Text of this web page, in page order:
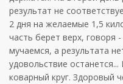
результат не
2 дня на желаемые 1,5
часть берет верх, говоря
мучаемся, а результата
удовольствие
коварный круг. Здоровый